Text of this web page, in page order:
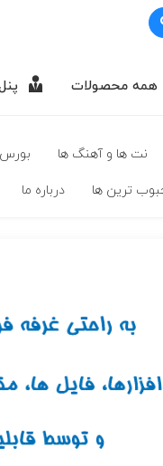
همه محصولات
نت ها و آهنگ ها
ترين ها درباره ما